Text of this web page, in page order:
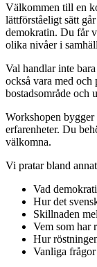
Välkommen till en
lättförståeligt sätt
demokratin. Du får
olika nivåer i
Val handlar inte
också vara med
bostadsområde och
Workshopen bygger
erfarenheter. Du
välkomna.
Vi pratar bland
Vad
Hur det
Skillnaden
Vem som har
Hur
Vanliga